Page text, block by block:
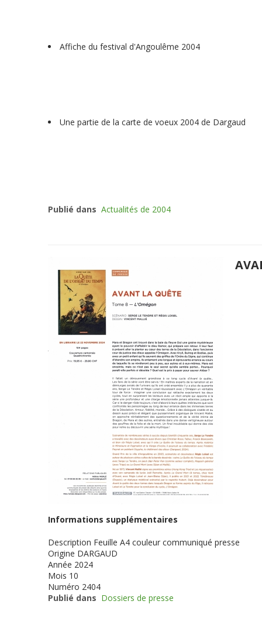
Affiche du festival d'Angoulême 2004
Une partie de la carte de voeux 2004 de Dargaud
Publié dans Actualités de 2004
Informations supplémentaires
Description Feuille A4 couleur communiqué presse
Origine DARGAUD
Année 2024
Mois 10
Numéro 2404
Publié dans Dossiers de presse